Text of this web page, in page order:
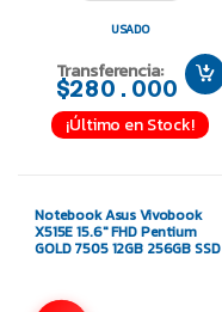
USADO
Transferencia:
$280.000
¡Último en Stock!
Notebook Asus Vivobook
X515E 15.6″ FHD Pentium
GOLD 7505 12GB 256GB SSD